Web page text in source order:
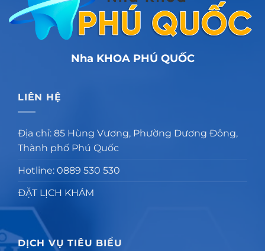
Nha KHOA PHÚ QUỐC
LIÊN HỆ
Địa chỉ: 85 Hùng Vương, Phường Dương Đông,
Thành phố Phú Quốc
Hotline: 0889 530 530
ĐẶT LỊCH KHÁM
DỊCH VỤ TIÊU BIỂU